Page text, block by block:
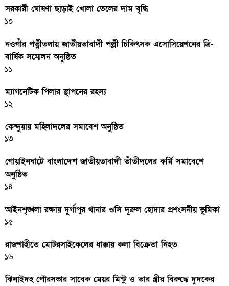
সরকারী ঘােষণা ছাড়াই খােলা তেলের দাম বৃদ্ধি
১০
নওগাঁর পত্নীতলায় জাতীয়তাবাদী পল্লী চিকিৎসক এসোসিয়েশনের ত্রি-
বার্ষিক সম্মেলন অনুষ্ঠিত
১১
ম্যাগনেটিক পিলার স্থাপনের রহস্য
১২
কেন্দুয়ায় মহিলাদলের সমাবেশ অনুষ্ঠিত
১৩
গোয়াইনঘাটে বাংলাদেশ জাতীয়তাবাদী তাঁতীদলের কর্মি সমাবেশে
অনুষ্ঠিত
১৪
আইনশৃঙ্খলা রক্ষায় দুর্গাপুর থানার ওসি দূরুল হোদার প্রশংসনীয় ভূমিকা
১৫
রাজশাহীতে মোটরসাইকেলের ধাক্কায় কলা বিক্রেতা নিহত
১৬
ঝিনাইদহ পৌরসভার সাবেক মেয়র মিন্টু ও তার স্ত্রীর বিরুদ্ধে দুদকের